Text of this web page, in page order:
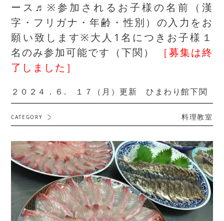
ース♬※参加されるお子様の名前（漢
字・フリガナ・年齢・性別）の入力をお
願い致します※大人1名につきお子様１
名のみ参加可能です（下関）
［募集は終
了しました］
２０２４．６. １７（月）更新 ひまわり館下関
CATEGORY 料理教室